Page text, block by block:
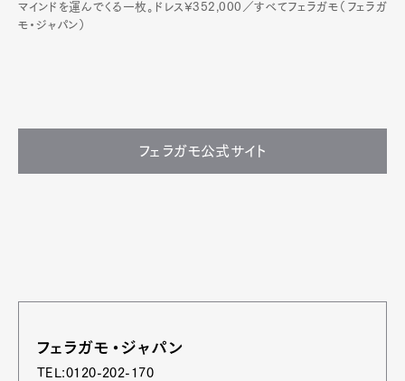
マインドを運んでくる一枚。ドレス¥352,000／すべてフェラガモ（フェラガ
モ・ジャパン）
フェラガモ公式サイト
フェラガモ・ジャパン
TEL:0120-202-170